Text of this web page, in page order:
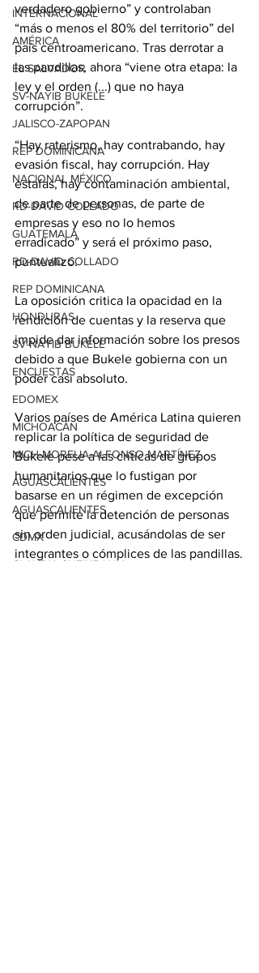
INTERNACIONAL
AMÉRICA
EL SALVADOR
SV-NAYIB BUKELE
JALISCO-ZAPOPAN
REP DOMINICANA
NACIONAL MÉXICO
RD-DAVID COLLADO
GUATEMALA
RD-DAVID COLLADO
REP DOMINICANA
HONDURAS
SV-NAYIB BUKELE
ENCUESTAS
EDOMEX
MICHOACÁN
MICH-MORELIA-ALFONSO MARTÍNEZ
AGUASCALIENTES
AGUASCALIENTES
CDMX
CLAUDIA SHEINBAUM
verdadero gobierno” y controlaban
“más o menos el 80% del territorio” del
país centroamericano. Tras derrotar a
las pandillas, ahora “viene otra etapa: la
ley y el orden (...) que no haya
corrupción”.
“Hay raterismo, hay contrabando, hay
evasión fiscal, hay corrupción. Hay
estafas, hay contaminación ambiental,
de parte de personas, de parte de
empresas y eso no lo hemos
erradicado” y será el próximo paso,
puntualizó.
La oposición critica la opacidad en la
rendición de cuentas y la reserva que
impide dar información sobre los presos
debido a que Bukele gobierna con un
poder casi absoluto.
Varios países de América Latina quieren
replicar la política de seguridad de
Bukele pese a las críticas de grupos
humanitarios que lo fustigan por
basarse en un régimen de excepción
que permite la detención de personas
sin orden judicial, acusándolas de ser
integrantes o cómplices de las pandillas.